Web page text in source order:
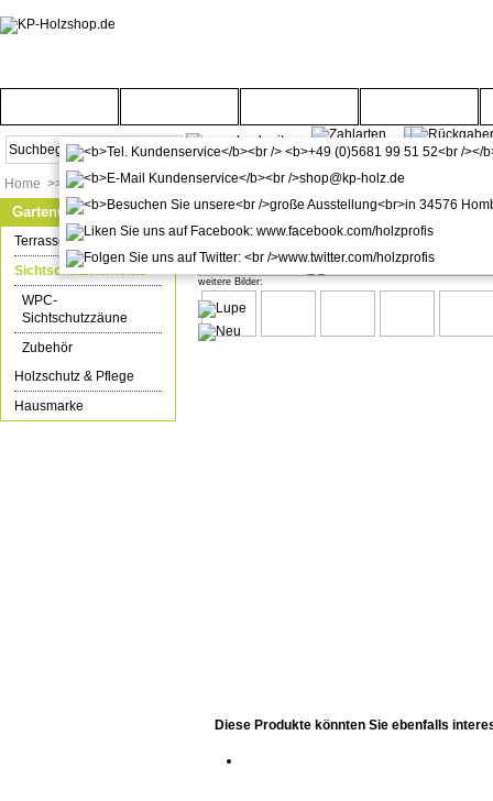
Home >> Gartenwelt >> Sichtschutzelemente
WPC / BPC Sichtschutzzaun
weitere Bilder:
Diese Produkte könnten Sie ebenfalls
Gartenwelt
Terrassenböden
Sichtschutzelemente
WPC-
Sichtschutzzäune
Zubehör
Holzschutz & Pflege
Hausmarke